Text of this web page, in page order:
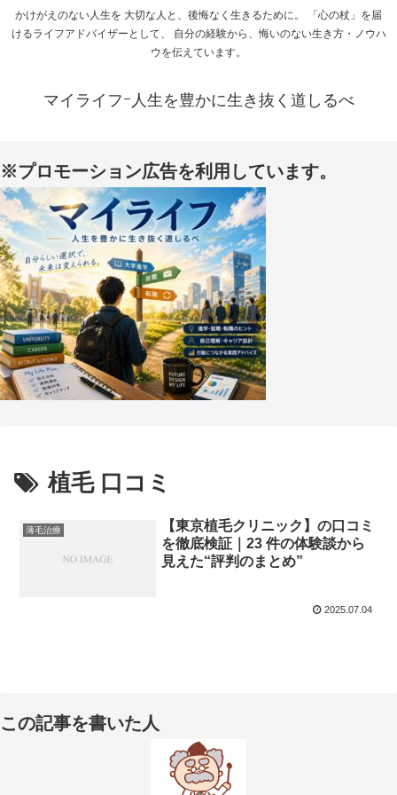
かけがえのない人生を 大切な人と、後悔なく生きるために。 「心の杖」を届
けるライフアドバイザーとして、 自分の経験から、悔いのない生き方・ノウハ
ウを伝えています。
マイライフｰ人生を豊かに生き抜く道しるべ
※プロモーション広告を利用しています。
植毛 口コミ
薄毛治療
【東京植毛クリニック】の口コミ
を徹底検証｜23 件の体験談から
見えた“評判のまとめ”
2025.07.04
この記事を書いた人